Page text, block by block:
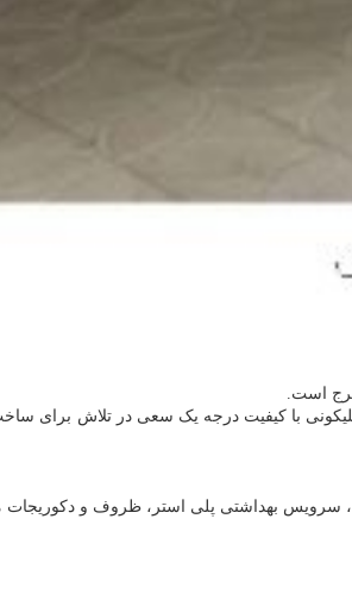
با کیفیت درجه یک سعی در تلاش برای
، سرویس بهداشتی پلی استر، ظروف و دکوریجات